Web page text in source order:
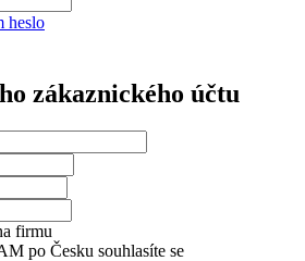
heslo
zákaznického účtu
firmu
po Česku souhlasíte se